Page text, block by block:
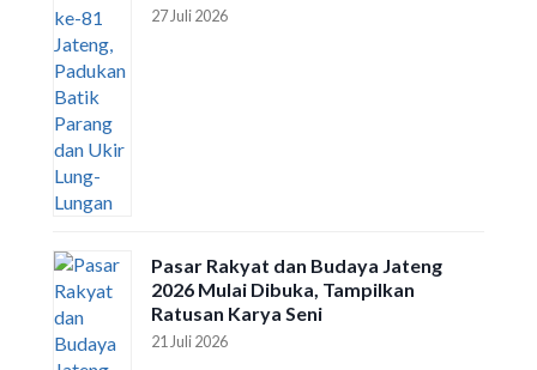
27 Juli 2026
Pasar Rakyat dan Budaya Jateng
2026 Mulai Dibuka, Tampilkan
Ratusan Karya Seni
21 Juli 2026